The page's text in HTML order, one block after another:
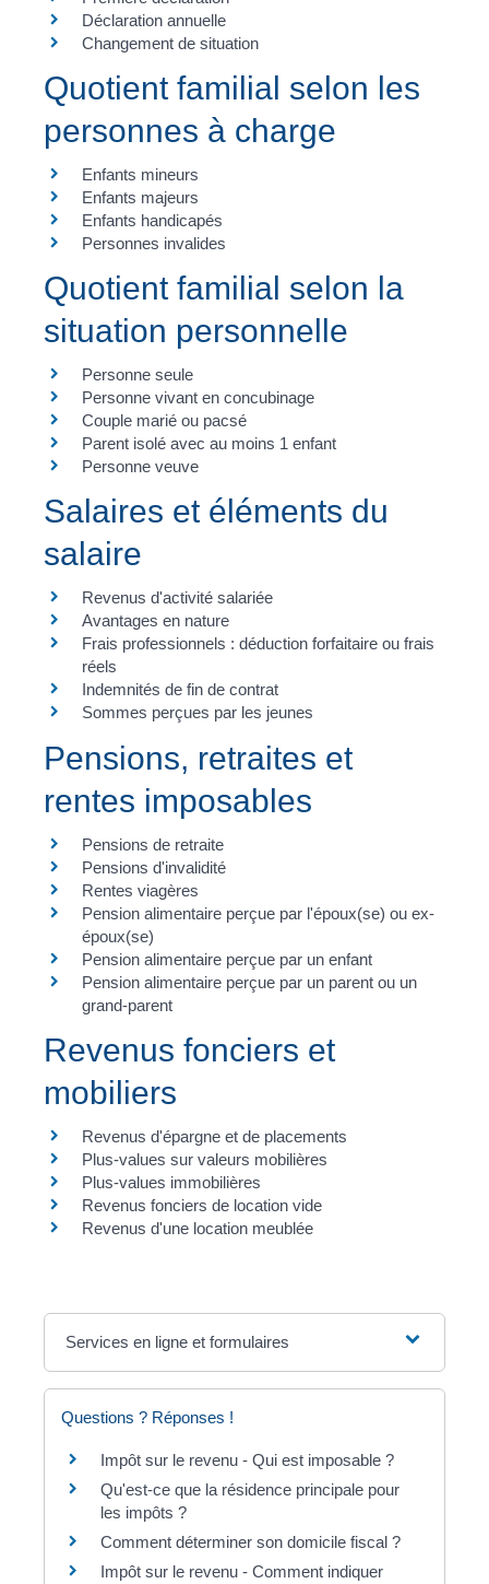
Déclaration annuelle
Changement de situation
Quotient familial selon les
personnes à charge
Enfants mineurs
Enfants majeurs
Enfants handicapés
Personnes invalides
Quotient familial selon la
situation personnelle
Personne seule
Personne vivant en concubinage
Couple marié ou pacsé
Parent isolé avec au moins 1 enfant
Personne veuve
Salaires et éléments du
salaire
Revenus d'activité salariée
Avantages en nature
Frais professionnels : déduction forfaitaire ou frais
réels
Indemnités de fin de contrat
Sommes perçues par les jeunes
Pensions, retraites et
rentes imposables
Pensions de retraite
Pensions d'invalidité
Rentes viagères
Pension alimentaire perçue par l'époux(se) ou ex-
époux(se)
Pension alimentaire perçue par un enfant
Pension alimentaire perçue par un parent ou un
grand-parent
Revenus fonciers et
mobiliers
Revenus d'épargne et de placements
Plus-values sur valeurs mobilières
Plus-values immobilières
Revenus fonciers de location vide
Revenus d'une location meublée
Services en ligne et formulaires
Questions ? Réponses !
Impôt sur le revenu - Qui est imposable ?
Qu'est-ce que la résidence principale pour
les impôts ?
Comment déterminer son domicile fiscal ?
Impôt sur le revenu - Comment indiquer